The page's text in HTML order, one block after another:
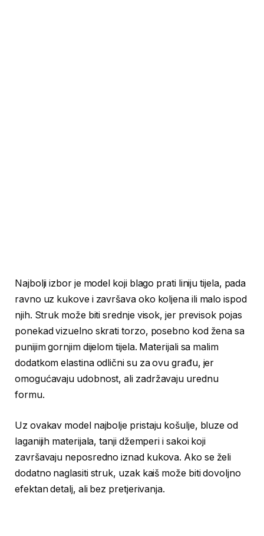
Najbolji izbor je model koji blago prati liniju tijela, pada
ravno uz kukove i završava oko koljena ili malo ispod
njih. Struk može biti srednje visok, jer previsok pojas
ponekad vizuelno skrati torzo, posebno kod žena sa
punijim gornjim dijelom tijela. Materijali sa malim
dodatkom elastina odlični su za ovu građu, jer
omogućavaju udobnost, ali zadržavaju urednu
formu.
Uz ovakav model najbolje pristaju košulje, bluze od
laganijih materijala, tanji džemperi i sakoi koji
završavaju neposredno iznad kukova. Ako se želi
dodatno naglasiti struk, uzak kaiš može biti dovoljno
efektan detalj, ali bez pretjerivanja.